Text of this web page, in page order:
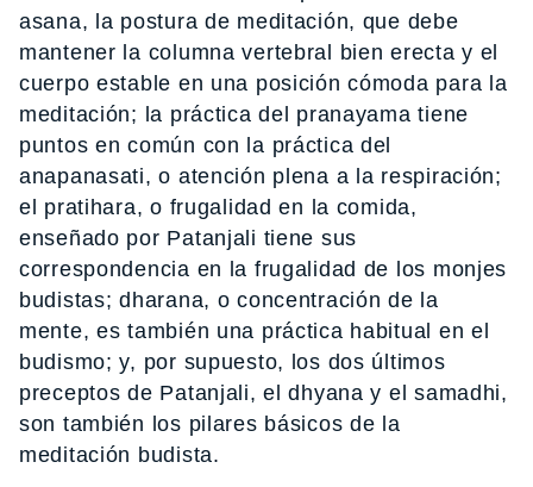
asana, la postura de meditación, que debe
mantener la columna vertebral bien erecta y el
cuerpo estable en una posición cómoda para la
meditación; la práctica del pranayama tiene
puntos en común con la práctica del
anapanasati, o atención plena a la respiración;
el pratihara, o frugalidad en la comida,
enseñado por Patanjali tiene sus
correspondencia en la frugalidad de los monjes
budistas; dharana, o concentración de la
mente, es también una práctica habitual en el
budismo; y, por supuesto, los dos últimos
preceptos de Patanjali, el dhyana y el samadhi,
son también los pilares básicos de la
meditación budista.